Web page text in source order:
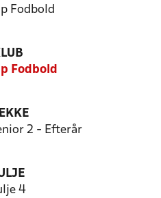
Fodbold
Fodbold
2 - Efterår
4